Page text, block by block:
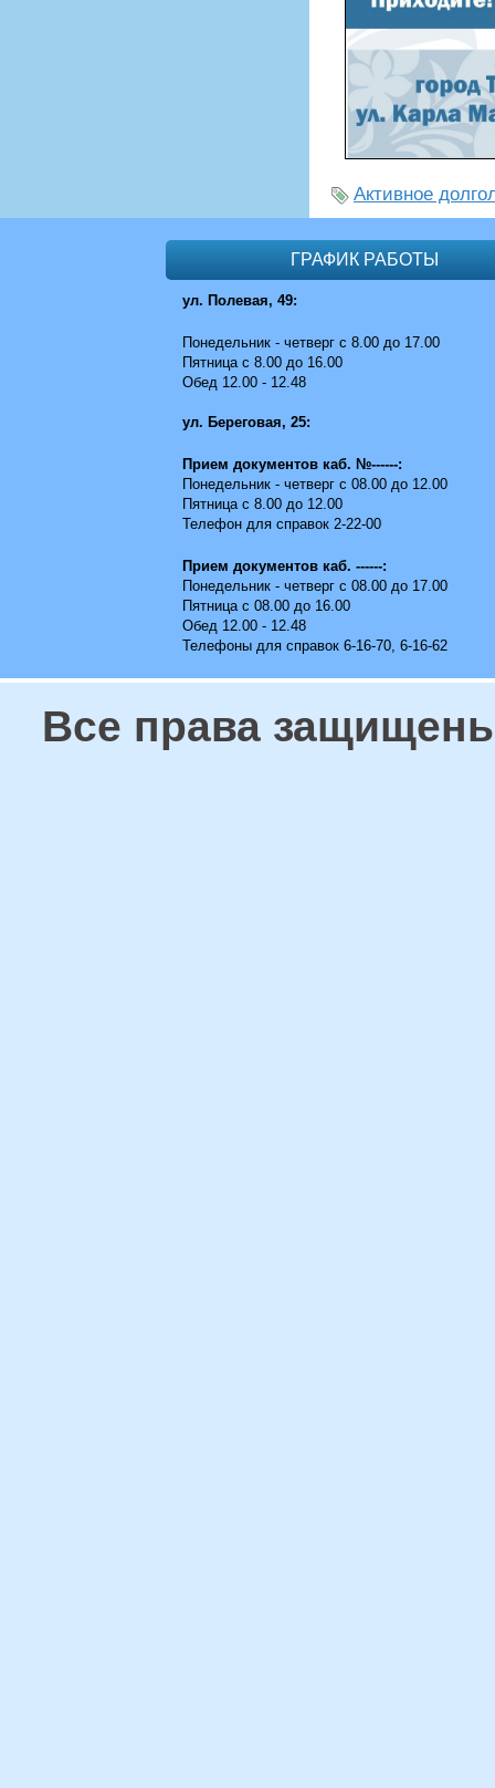
Активное
ГРАФИК РАБОТЫ
ул. Полевая, 49:
Понедельник - четверг с 8.00 до 17.00
Пятница с 8.00 до 16.00
Обед 12.00 - 12.48
ул. Береговая, 25:
Прием документов каб. №------:
Понедельник - четверг с 08.00 до 12.00
Пятница с 8.00 до 12.00
Телефон для справок 2-22-00
Прием документов каб. ------:
Понедельник - четверг с 08.00 до 17.00
Пятница с 08.00 до 16.00
Обед 12.00 - 12.48
Телефоны для справок 6-16-70, 6-16-62
Все права